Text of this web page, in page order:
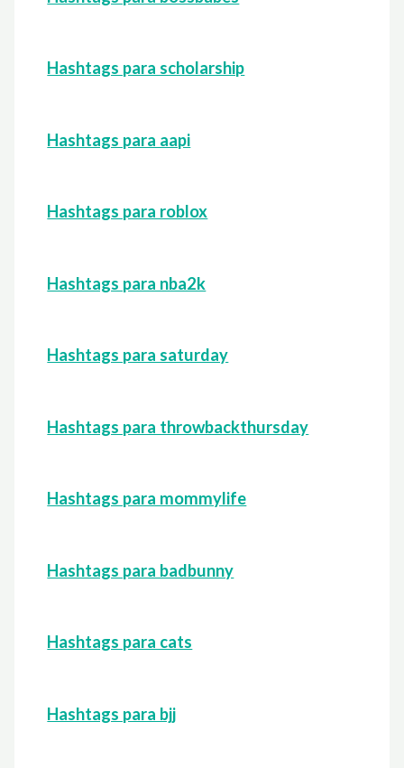
Hashtags para scholarship
Hashtags para aapi
Hashtags para roblox
Hashtags para nba2k
Hashtags para saturday
Hashtags para throwbackthursday
Hashtags para mommylife
Hashtags para badbunny
Hashtags para cats
Hashtags para bjj